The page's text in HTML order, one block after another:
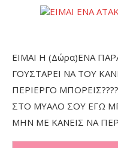
ΕΙΜΑΙ H (Δώρα)ΕΝΑ
ΓΟΥΣΤΑΡΕΙ ΝΑ ΤΟΥ
ΠΕΡΙΕΡΓΟ
ΣΤΟ ΜΥΑΛΟ ΣΟΥ ΕΓΩ
ΜΗΝ ΜΕ ΚΑΝΕΙΣ ΝΑ